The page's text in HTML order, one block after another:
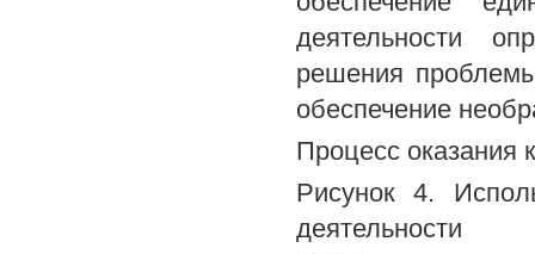
деятельности
решения
обеспечение
Процесс оказания
Рисунок 4.
деятельности